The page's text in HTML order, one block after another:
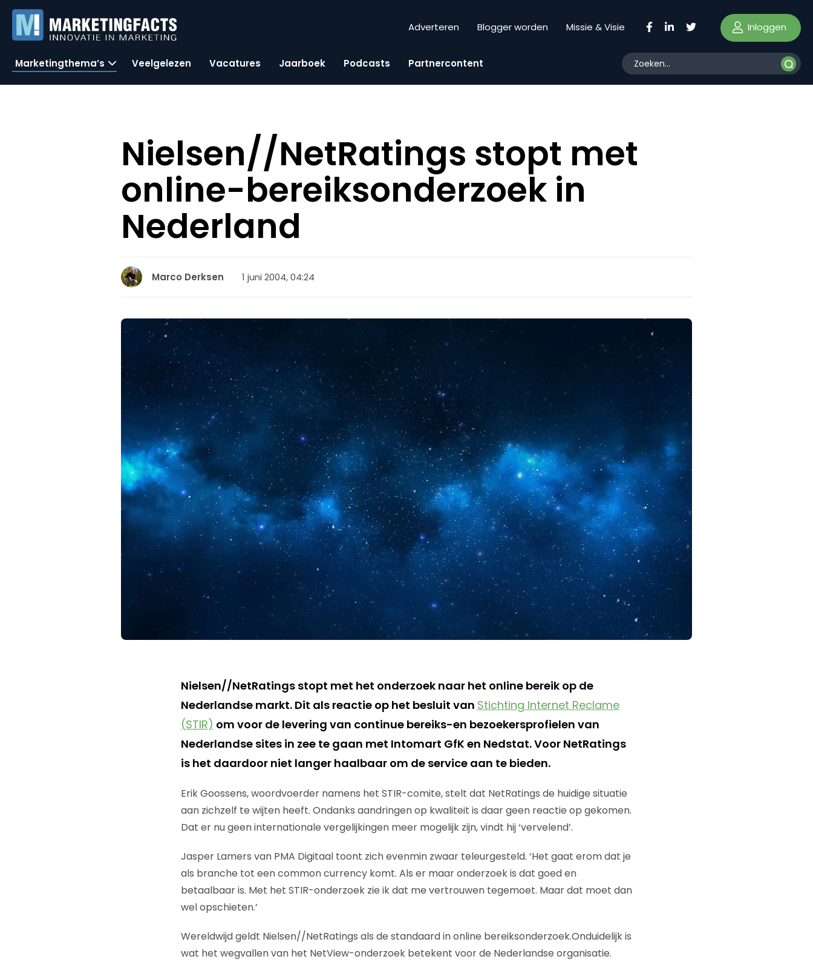
Adverteren Blogger worden Missie & Visie Inloggen
Marketingthema’s Veelgelezen Vacatures Jaarboek Podcasts Partnercontent
Nielsen//NetRatings stopt met
online-bereiksonderzoek in
Nederland
Marco Derksen 1 juni 2004, 04:24
Nielsen//NetRatings stopt met het onderzoek naar het online bereik op de
Nederlandse markt. Dit als reactie op het besluit van Stichting Internet Reclame
(STIR) om voor de levering van continue bereiks-en bezoekersprofielen van
Nederlandse sites in zee te gaan met Intomart GfK en Nedstat. Voor NetRatings
is het daardoor niet langer haalbaar om de service aan te bieden.
Erik Goossens, woordvoerder namens het STIR-comite, stelt dat NetRatings de huidige situatie
aan zichzelf te wijten heeft. Ondanks aandringen op kwaliteit is daar geen reactie op gekomen.
Dat er nu geen internationale vergelijkingen meer mogelijk zijn, vindt hij ‘vervelend’.
Jasper Lamers van PMA Digitaal toont zich evenmin zwaar teleurgesteld. ‘Het gaat erom dat je
als branche tot een common currency komt. Als er maar onderzoek is dat goed en
betaalbaar is. Met het STIR-onderzoek zie ik dat me vertrouwen tegemoet. Maar dat moet dan
wel opschieten.’
Wereldwijd geldt Nielsen//NetRatings als de standaard in online bereiksonderzoek.Onduidelijk is
wat het wegvallen van het NetView-onderzoek betekent voor de Nederlandse organisatie.